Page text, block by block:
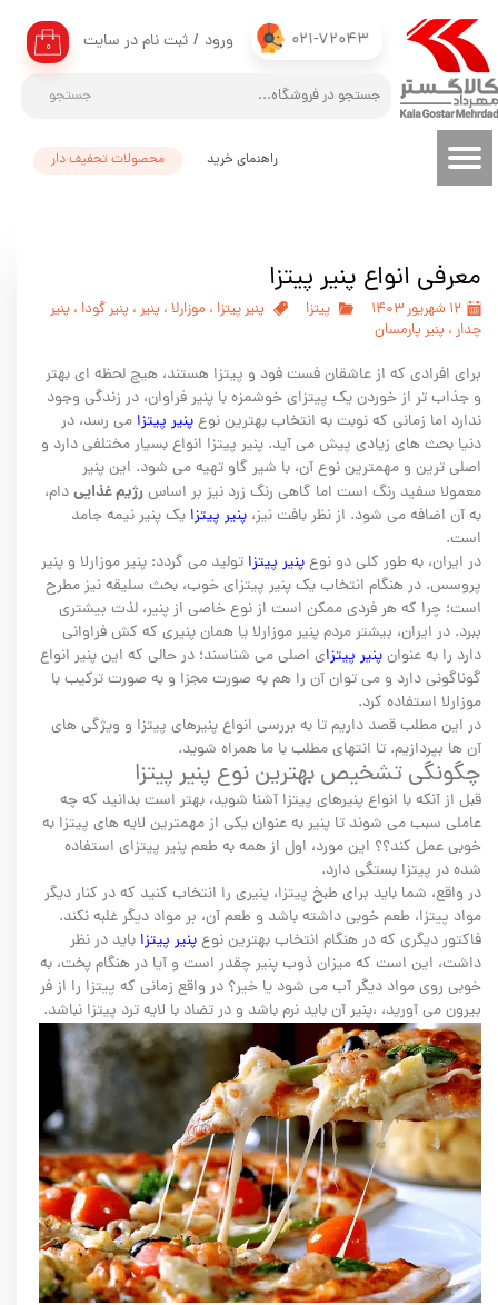
021-72043
جستجو
۰ ورود / ثبت نام در سایت
حساب کاربری من
تغییر گذر واژه
سفارشات
محصولات تحفیف دار راهنمای خرید
معرفی انواع پنیر پیتزا
۱۲ شهریور ۱۴۰۳ پیتزا پنیر پیتزا ، موزارلا ، پنیر ، پنیر گودا ، پنیر
چدار ، پنیر پارمسان
برای افرادی که از عاشقان فست فود و پیتزا هستند، هیچ لحظه ای بهتر
و جذاب تر از خوردن یک پیتزای خوشمزه با پنیر فراوان، در زندگی وجود
ندارد اما زمانی که نوبت به انتخاب بهترین نوعپنیر پیتزا می رسد، در
دنیا بحث های زیادی پیش می آید. پنیر پیتزا انواع بسیار مختلفی دارد و
اصلی ترین و مهمترین نوع آن، با شیر گاو تهیه می شود. این پنیر
معمولا سفید رنگ است اما گاهی رنگ زرد نیز بر اساسرژیم غذاییدام،
به آن اضافه می شود. از نظر بافت نیز، پنیر پیتزا یک پنیر نیمه جامد
است.
در ایران، به طور کلی دو نوعپنیر پیتزا تولید می گردد: پنیر موزارلا و پنیر
پروسس. در هنگام انتخاب یک پنیر پیتزای خوب، بحث سلیقه نیز مطرح
است؛ چرا که هر فردی ممکن است از نوع خاصی از پنیر، لذت بیشتری
ببرد. در ایران، بیشتر مردم پنیر موزارلا یا همان پنیری که کش فراوانی
دارد را به عنوانپنیر پیتزای اصلی می شناسند؛ در حالی که این پنیر انواع
گوناگونی دارد و می توان آن را هم به صورت مجزا و به صورت ترکیب با
موزارلا استفاده کرد.
در این مطلب قصد داریم تا به بررسی انواع پنیرهای پیتزا و ویژگی های
آن ها بپردازیم. تا انتهای مطلب با ما همراه شوید.
چگونگی تشخیص بهترین نوع پنیر پیتزا
قبل از آنکه با انواع پنیرهای پیتزا آشنا شوید، بهتر است بدانید که چه
عاملی سبب می شوند تا پنیر به عنوان یکی از مهمترین لایه های پیتزا به
خوبی عمل کند؟؟ این مورد، اول از همه به طعم پنیر پیتزای استفاده
شده در پیتزا بستگی دارد.
در واقع، شما باید برای طبخ پیتزا، پنیری را انتخاب کنید که در کنار دیگر
مواد پیتزا، طعم خوبی داشته باشد و طعم آن، بر مواد دیگر غلبه نکند.
فاکتور دیگری که در هنگام انتخاب بهترین نوعپنیر پیتزا باید در نظر
داشت، این است که میزان ذوب پنیر چقدر است و آیا در هنگام پخت، به
خوبی روی مواد دیگر آب می شود یا خیر؟ در واقع زمانی که پیتزا را از فر
بیرون می آورید، ،پنیر آن باید نرم باشد و در تضاد با لایه ترد پیتزا نباشد.